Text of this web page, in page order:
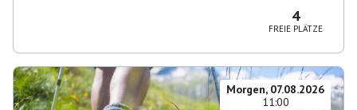
4
FREIE PLÄTZE
Morgen, 07.08.2026
11:00